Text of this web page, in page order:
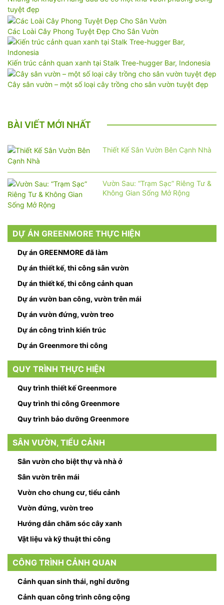
tuyệt đẹp
Các Loài Cây Phong Tuyệt Đẹp Cho Sân Vườn
Kiến trúc cảnh quan xanh tại Stalk Tree-hugger Bar, Indonesia
Cây sân vườn – một số loại cây trồng cho sân vườn tuyệt đẹp
BÀI VIẾT MỚI NHẤT
Thiết Kế Sân Vườn Bên Cạnh Nhà
Vườn Sau: “Trạm Sạc” Riêng Tư &
Không Gian Sống Mở Rộng
DỰ ÁN GREENMORE THỰC HIỆN
Dự án GREENMORE đã làm
Dự án thiết kế, thi công sân vườn
Dự án thiết kế, thi công cảnh quan
Dự án vườn ban công, vườn trên mái
Dự án vườn đứng, vườn treo
Dự án công trình kiến trúc
Dự án Greenmore thi công
QUY TRÌNH THỰC HIỆN
Quy trình thiết kế Greenmore
Quy trình thi công Greenmore
Quy trình bảo dưỡng Greenmore
SÂN VƯỜN, TIỂU CẢNH
Sân vườn cho biệt thự và nhà ở
Sân vườn trên mái
Vườn cho chung cư, tiểu cảnh
Vườn đứng, vườn treo
Hướng dẫn chăm sóc cây xanh
Vật liệu và kỹ thuật thi công
CÔNG TRÌNH CẢNH QUAN
Cảnh quan sinh thái, nghỉ dưỡng
Cảnh quan công trình công cộng